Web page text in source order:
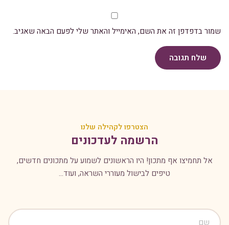
שמור בדפדפן זה את השם, האימייל והאתר שלי לפעם הבאה שאגיב.
שלח תגובה
הצטרפו לקהילה שלנו
הרשמה לעדכונים
אל תחמיצו אף מתכון! היו הראשונים לשמוע על מתכונים חדשים,
טיפים לבישול מעוררי השראה, ועוד...